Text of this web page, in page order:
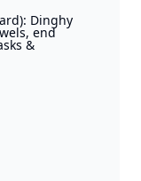
Dinghy
end
&